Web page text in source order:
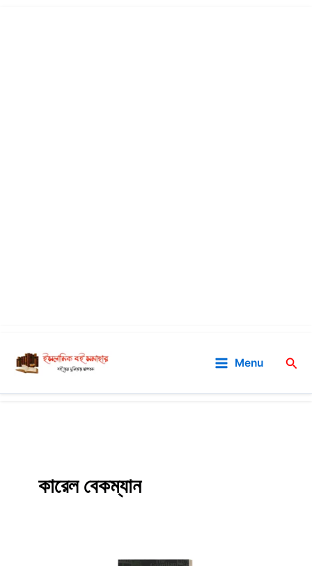
content
Menu
কারেল বেকম্যান